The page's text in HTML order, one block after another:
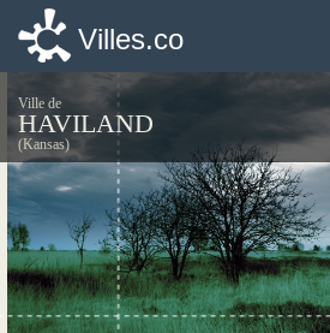
Villes.co
Ville de
HAVILAND
(Kansas)
Villes.co